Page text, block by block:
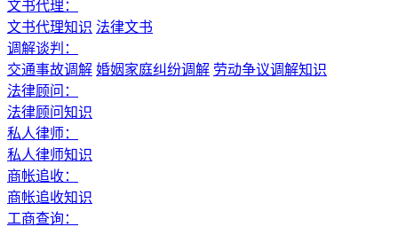
文书代理：
文书代理知识 法律文书
调解谈判：
交通事故调解 婚姻家庭纠纷调解 劳动争议调解知识
法律顾问：
法律顾问知识
私人律师：
私人律师知识
商帐追收：
商帐追收知识
工商查询：